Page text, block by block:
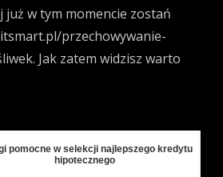
już w tym momencie zostań
przechowywanie-
Jak zatem widzisz warto
pomocne w selekcji najlepszego kredytu
hipotecznego